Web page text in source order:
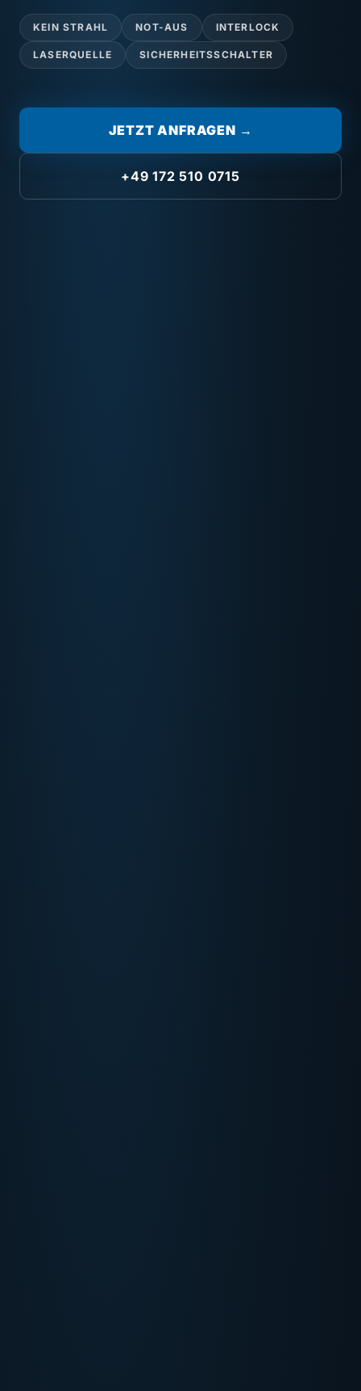
KEIN STRAHL NOT-AUS INTERLOCK
LASERQUELLE SICHERHEITSSCHALTER
JETZT ANFRAGEN →
+49 172 510 0715